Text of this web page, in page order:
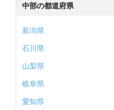
中部の都道府県
新潟県
石川県
山梨県
岐阜県
愛知県